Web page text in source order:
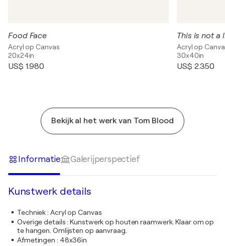
Food Face
Acryl op Canvas
20x24in
US$ 1.980
This is not a
Acryl op
30x40in
US$ 2.350
Bekijk al het werk van Tom Blood
Informatie Galerijperspectief
Kunstwerk details
Techniek: Acryl op Canvas
Overige details:Kunstwerk op houten raamwerk. Klaar om op
te hangen. Omlijsten op aanvraag.
Afmetingen : 48x36in